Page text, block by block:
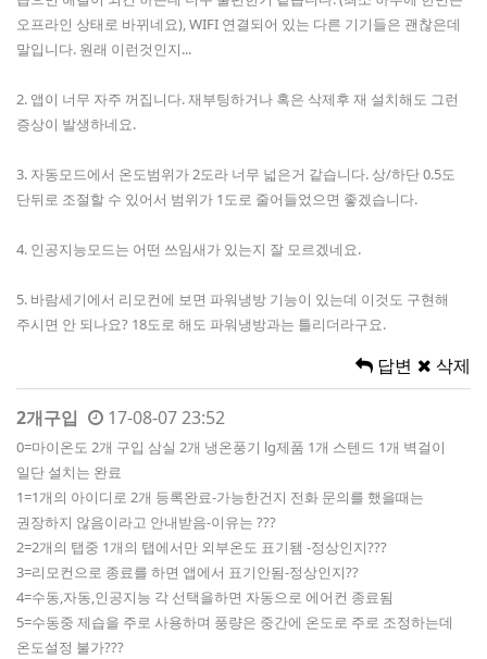
오프라인 상태로 바뀌네요), WIFI 연결되어 있는 다른 기기들은 괜찮은데
말입니다. 원래 이런것인지...
2. 앱이 너무 자주 꺼집니다. 재부팅하거나 혹은 삭제후 재 설치해도 그런
증상이 발생하네요.
3. 자동모드에서 온도범위가 2도라 너무 넓은거 같습니다. 상/하단 0.5도
단뒤로 조절할 수 있어서 범위가 1도로 줄어들었으면 좋겠습니다.
4. 인공지능모드는 어떤 쓰임새가 있는지 잘 모르겠네요.
5. 바람세기에서 리모컨에 보면 파워냉방 기능이 있는데 이것도 구현해
주시면 안 되나요? 18도로 해도 파워냉방과는 틀리더라구요.
답변 삭제
2개구입 17-08-07 23:52
0=마이온도 2개 구입 삼실 2개 냉온풍기 lg제품 1개 스텐드 1개 벽걸이
일단 설치는 완료
1=1개의 아이디로 2개 등록완료-가능한건지 전화 문의를 했을때는
권장하지 않음이라고 안내받음-이유는 ???
2=2개의 탭중 1개의 탭에서만 외부온도 표기됌 -정상인지???
3=리모컨으로 종료를 하면 앱에서 표기안됨-정상인지??
4=수동,자동,인공지능 각 선택을하면 자동으로 에어컨 종료됨
5=수동중 제습을 주로 사용하며 풍량은 중간에 온도로 주로 조정하는데
온도설정 불가???